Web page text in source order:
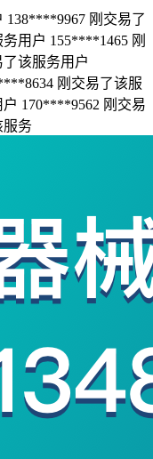
138****9967 刚交易了
务用户 155****1465 刚
了该服务用户
刚交易了该服
户 170****9562 刚交易
服务